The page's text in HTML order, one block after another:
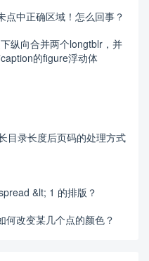
点中正确区域！怎么回事？
纵向合并两个longtblr，并
的figure浮动体
目录长度后页码的处理方式
&lt; 1 的排版？
何改变某几个点的颜色？